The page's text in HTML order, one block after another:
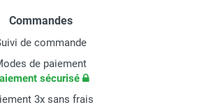
Commandes
de commande
de paiement
sécurisé
3x sans frais